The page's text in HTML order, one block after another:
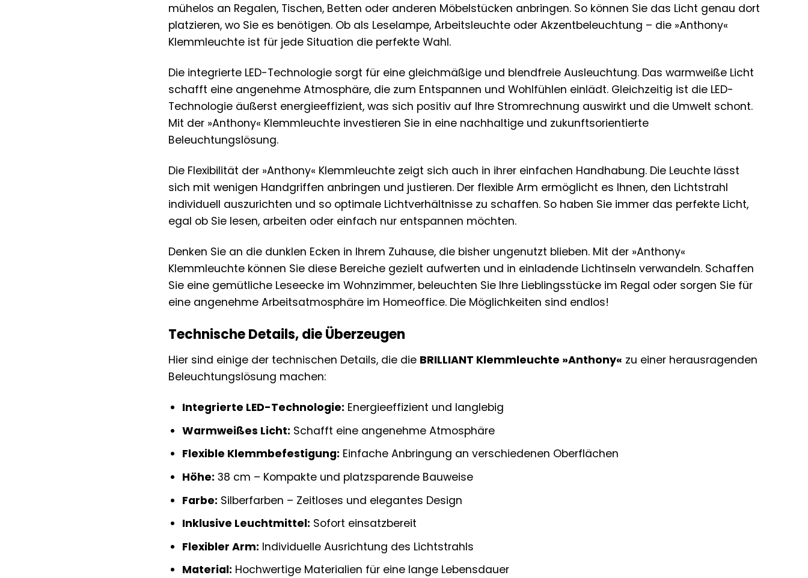
mühelos an Regalen, Tischen, Betten oder anderen Möbelstücken anbringen. So können Sie das Licht genau dort
platzieren, wo Sie es benötigen. Ob als Leselampe, Arbeitsleuchte oder Akzentbeleuchtung – die »Anthony«
Klemmleuchte ist für jede Situation die perfekte Wahl.
Die integrierte LED-Technologie sorgt für eine gleichmäßige und blendfreie Ausleuchtung. Das warmweiße Licht
schafft eine angenehme Atmosphäre, die zum Entspannen und Wohlfühlen einlädt. Gleichzeitig ist die LED-
Technologie äußerst energieeffizient, was sich positiv auf Ihre Stromrechnung auswirkt und die Umwelt schont.
Mit der »Anthony« Klemmleuchte investieren Sie in eine nachhaltige und zukunftsorientierte
Beleuchtungslösung.
Die Flexibilität der »Anthony« Klemmleuchte zeigt sich auch in ihrer einfachen Handhabung. Die Leuchte lässt
sich mit wenigen Handgriffen anbringen und justieren. Der flexible Arm ermöglicht es Ihnen, den Lichtstrahl
individuell auszurichten und so optimale Lichtverhältnisse zu schaffen. So haben Sie immer das perfekte Licht,
egal ob Sie lesen, arbeiten oder einfach nur entspannen möchten.
Denken Sie an die dunklen Ecken in Ihrem Zuhause, die bisher ungenutzt blieben. Mit der »Anthony«
Klemmleuchte können Sie diese Bereiche gezielt aufwerten und in einladende Lichtinseln verwandeln. Schaffen
Sie eine gemütliche Leseecke im Wohnzimmer, beleuchten Sie Ihre Lieblingsstücke im Regal oder sorgen Sie für
eine angenehme Arbeitsatmosphäre im Homeoffice. Die Möglichkeiten sind endlos!
Technische Details, die Überzeugen
Hier sind einige der technischen Details, die die BRILLIANT Klemmleuchte »Anthony« zu einer herausragenden
Beleuchtungslösung machen:
Integrierte LED-Technologie: Energieeffizient und langlebig
Warmweißes Licht: Schafft eine angenehme Atmosphäre
Flexible Klemmbefestigung: Einfache Anbringung an verschiedenen Oberflächen
Höhe: 38 cm – Kompakte und platzsparende Bauweise
Farbe: Silberfarben – Zeitloses und elegantes Design
Inklusive Leuchtmittel: Sofort einsatzbereit
Flexibler Arm: Individuelle Ausrichtung des Lichtstrahls
Material: Hochwertige Materialien für eine lange Lebensdauer